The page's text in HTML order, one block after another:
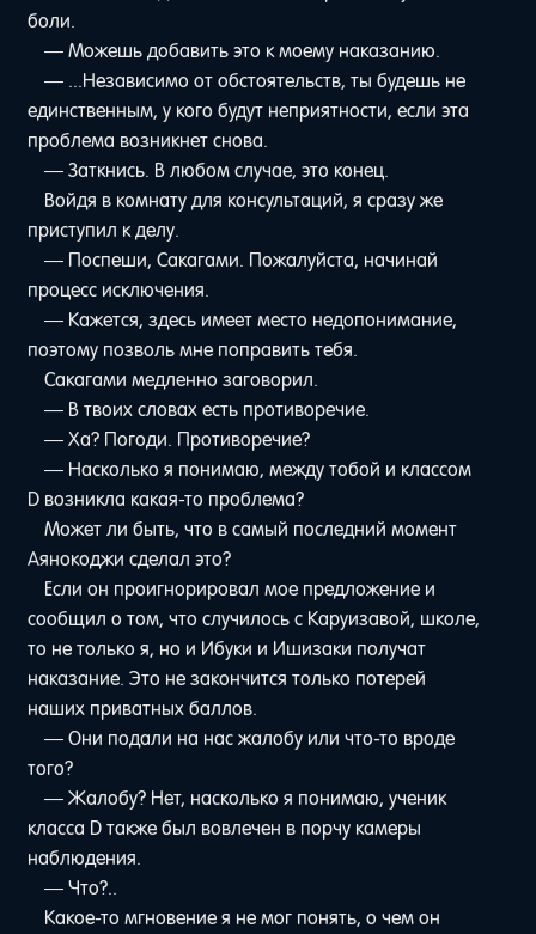
боли.
— Можешь добавить это к моему наказанию.
— ...Независимо от обстоятельств, ты будешь не
единственным, у кого будут неприятности, если эта
проблема возникнет снова.
— Заткнись. В любом случае, это конец.
Войдя в комнату для консультаций, я сразу же
приступил к делу.
— Поспеши, Сакагами. Пожалуйста, начинай
процесс исключения.
— Кажется, здесь имеет место недопонимание,
поэтому позволь мне поправить тебя.
Сакагами медленно заговорил.
— В твоих словах есть противоречие.
— Ха? Погоди. Противоречие?
— Насколько я понимаю, между тобой и классом
D возникла какая-то проблема?
Может ли быть, что в самый последний момент
Аянокоджи сделал это?
Если он проигнорировал мое предложение и
сообщил о том, что случилось с Каруизавой, школе,
то не только я, но и Ибуки и Ишизаки получат
наказание. Это не закончится только потерей
наших приватных баллов.
— Они подали на нас жалобу или что-то вроде
того?
— Жалобу? Нет, насколько я понимаю, ученик
класса D также был вовлечен в порчу камеры
наблюдения.
— Что?..
Какое-то мгновение я не мог понять, о чем он